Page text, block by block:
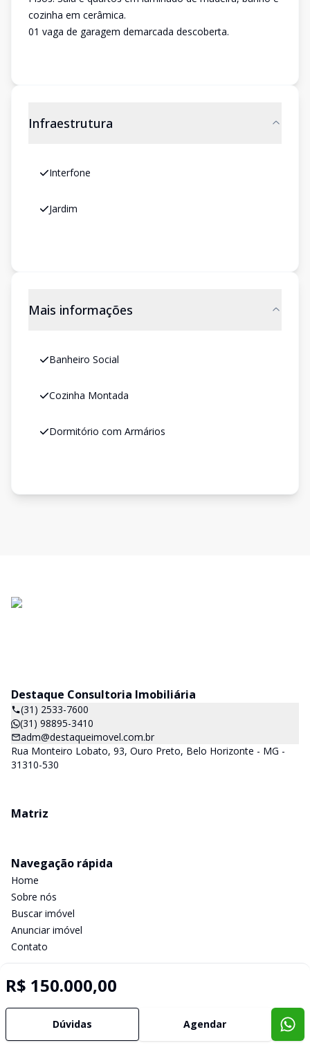
cozinha em cerâmica.
01 vaga de garagem demarcada descoberta.
Infraestrutura
Interfone
Jardim
Mais informações
Banheiro Social
Cozinha Montada
Dormitório com Armários
R$ 150.000,00
Dúvidas Agendar
Destaque Consultoria Imobiliária
(31) 2533-7600
(31) 98895-3410
adm@destaqueimovel.com.br
Rua Monteiro Lobato, 93, Ouro Preto, Belo Horizonte - MG -
31310-530
Matriz
Navegação rápida
Home
Sobre nós
Buscar imóvel
Anunciar imóvel
Contato
Selo de Tecnologia Loft